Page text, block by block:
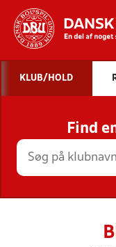
STILLINGER,
KLUB/HOLD
Find